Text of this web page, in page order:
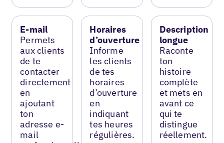
E-mail
Permets
aux clients
de te
contacter
directement
en
ajoutant
ton
adresse e-
mail
Horaires
d’ouverture
Informe
les clients
de tes
horaires
d’ouverture
en
indiquant
tes heures
régulières.
Description
longue
Raconte
ton
histoire
complète
et mets en
avant ce
qui te
distingue
réellement.